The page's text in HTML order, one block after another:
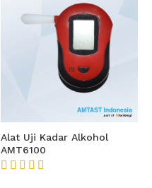
Alat Uji Kadar Alkohol
AMT6100